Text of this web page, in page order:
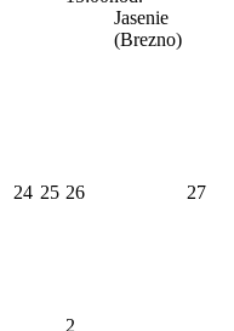
Jasenie
(Brezno)
24 25 26 27
2